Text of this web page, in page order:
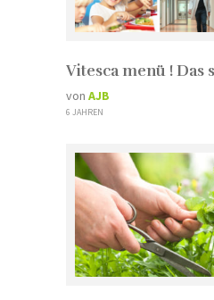
Vitesca menü ! Das
von AJB
6 JAHREN